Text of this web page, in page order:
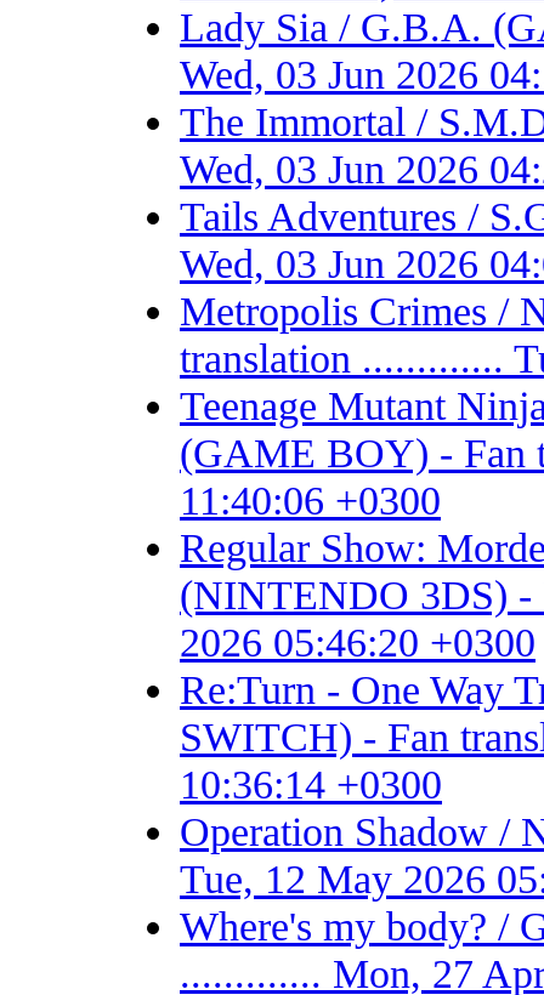
Lady Sia / G.B.A.
Wed, 03 Jun 2026
The Immortal /
Wed, 03 Jun 2026
Tails Adventures /
Wed, 03 Jun 2026
Metropolis Crimes /
translation .............
Teenage Mutant
(GAME BOY) - Fan
11:40:06 +0300
Regular Show:
(NINTENDO 3DS) -
2026 05:46:20 +0300
Re:Turn - One Way
SWITCH) - Fan
10:36:14 +0300
Operation Shadow
Tue, 12 May 2026
Where's my body? /
............. Mon, 27